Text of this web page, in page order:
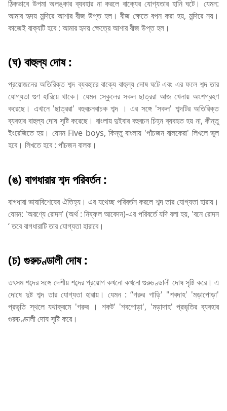
ঠিকভাবে উপমা অলঙ্কার ব্যবহার না করলে বাক্যের যোগ্যতার হানি ঘটে। যেমন:
আমার হৃদয় মন্দিরে আশার বীজ উপ্ত হল। বীজ ক্ষেতে বপন করা হয়, মন্দিরে নয়।
কাজেই বাক্যটি হবে : আমার হৃদয় ক্ষেত্রে আশার বীজ উপ্ত হল।
(ঘ) বাহুল্য দোষ :
প্রয়োজনের অতিরিক্ত শব্দ ব্যবহারে বাক্যে বাহুল্য দোষ ঘটে এবং এর ফলে শব্দ তার
যোগ্যতা গুণ হারিয়ে থাকে। যেমন :স্কুলের সকল ছাত্ররা আজ খেলায় অংশগ্রহণ
করেছে। এখানে 'ছাত্ররা' বহুবচনবাচক শব্দ । এর সঙ্গে 'সকল' শব্দটির অতিরিক্ত
ব্যবহার বাহুল্য দোষ সৃষ্টি করেছে। বাংলায় দুইবার বহুবচন চিহ্ন ব্যবহৃত হয় না, কীন্তু
ইংরেজিতে হয়। যেমন Five boys, কিন্তু বাংলায় 'পাঁচজন বালকেরা' লিখলে ভুল
হবে। লিখতে হবে : পাঁচজন বালক।
(ঙ) বাগধারার শব্দ পরিবর্তন :
বাগধারা ভাষাবিশেষের ঐতিহ্য। এর যথেচ্ছ পরিবর্তন করলে শব্দ তার যোগ্যতা হারায়।
যেমন: 'অরণ্যে রোদন' (অর্থ : নিষ্ফল আবেদন)-এর পরিবর্তে যদি বলা হয়, 'বনে রোদন
‘ তবে বাগধারাটি তার যোগ্যতা হারাবে।
(চ) গুরুচণ্ডালী দোষ :
তৎসম শব্দের সঙ্গে দেশীয় শব্দের প্রয়োগ কখনো কখনো গুরুচণ্ডালী দোষ সৃষ্টি করে। এ
দোষে দুষ্ট শব্দ তার যোগ্যতা হারায়। যেমন : “গরুর গাড়ি' "শবদাহ' 'মড়াপোড়া'
প্রভৃতি স্থলে যথাক্রমে 'গরুর । শকট' 'শবপোড়া', 'মড়াদাহ' প্রভৃতির ব্যবহার
গুরুচণ্ডালী দোষ সৃষ্টি করে।